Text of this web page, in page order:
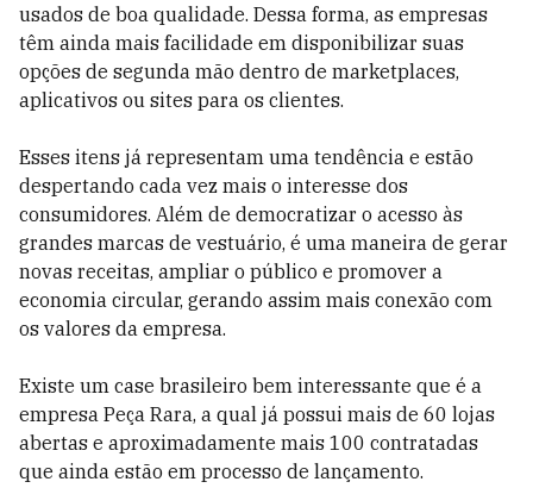
usados de boa qualidade. Dessa forma, as empresas
têm ainda mais facilidade em disponibilizar suas
opções de segunda mão dentro de marketplaces,
aplicativos ou sites para os clientes.
Esses itens já representam uma tendência e estão
despertando cada vez mais o interesse dos
consumidores. Além de democratizar o acesso às
grandes marcas de vestuário, é uma maneira de gerar
novas receitas, ampliar o público e promover a
economia circular, gerando assim mais conexão com
os valores da empresa.
Existe um case brasileiro bem interessante que é a
empresa Peça Rara, a qual já possui mais de 60 lojas
abertas e aproximadamente mais 100 contratadas
que ainda estão em processo de lançamento.